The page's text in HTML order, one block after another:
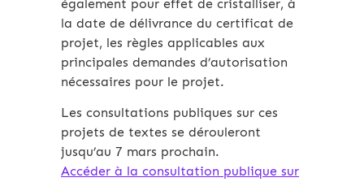
également pour effet de cristalliser, à
la date de délivrance du certificat de
projet, les règles applicables aux
principales demandes d’autorisation
nécessaires pour le projet.
Les consultations publiques sur ces
projets de textes se dérouleront
jusqu’au 7 mars prochain.
Accéder à la consultation publique sur